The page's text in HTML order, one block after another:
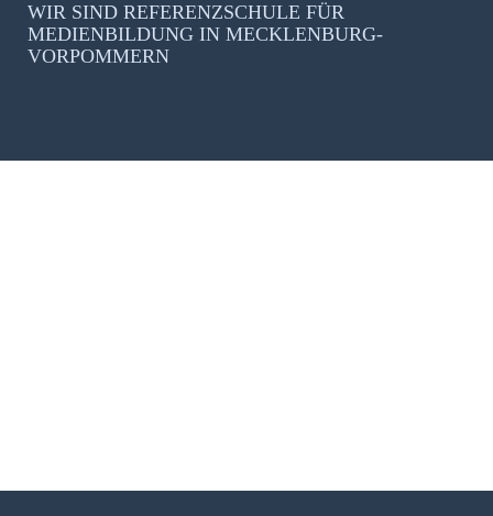
WIR SIND REFERENZSCHULE FÜR
MEDIENBILDUNG IN MECKLENBURG-
VORPOMMERN